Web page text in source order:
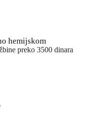
preko 3500 dinara
hemijskom